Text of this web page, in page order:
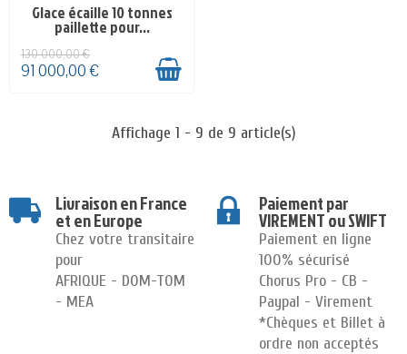
SUR COMMANDE - 4-5
SEMAINES
Glace écaille 10 tonnes
paillette pour...
130 000,00 €
91 000,00 €
Affichage 1 - 9 de 9 article(s)
Livraison en France
et en Europe
Chez votre transitaire
pour
AFRIQUE - DOM-TOM
- MEA
Paiement par
VIREMENT ou SWIFT
Paiement en ligne
100% sécurisé
Chorus Pro - CB -
Paypal - Virement
*Chèques et Billet à
ordre non acceptés